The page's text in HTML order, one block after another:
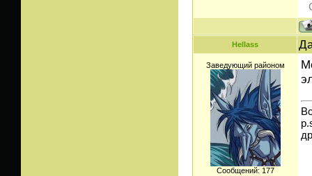
Hellass
Заведующий районом
Сообщений: 177